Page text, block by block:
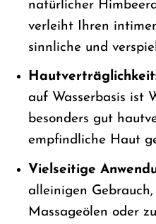
natürlicher
verleiht Ihren
sinnliche und
auf Wasserbasis ist
besonders gut
empfindliche Haut
Vielseitige
alleinigen
Massageölen oder